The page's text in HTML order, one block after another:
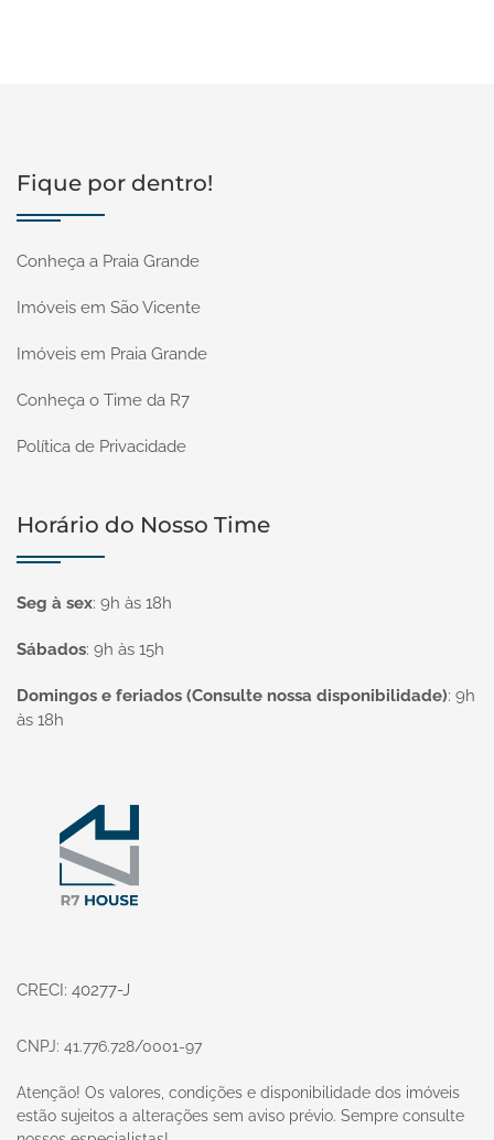
Fique por dentro!
Conheça a Praia Grande
Imóveis em São Vicente
Imóveis em Praia Grande
Conheça o Time da R7
Política de Privacidade
Horário do Nosso Time
Seg à sex: 9h às 18h
Sábados: 9h às 15h
Domingos e feriados (Consulte nossa disponibilidade): 9h
às 18h
CRECI: 40277-J
CNPJ: 41.776.728/0001-97
Atenção! Os valores, condições e disponibilidade dos imóveis
estão sujeitos a alterações sem aviso prévio. Sempre consulte